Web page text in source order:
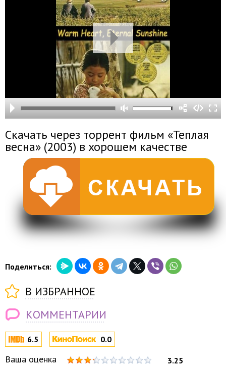
6.5 0.0
Ваша оценка 3.25
Скачать через торрент фильм «Теплая
весна» (2003) в хорошем качестве
Поделиться:
В ИЗБРАННОЕ
КОММЕНТАРИИ